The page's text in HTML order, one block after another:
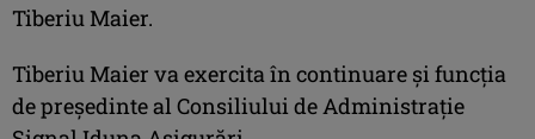
Tiberiu Maier.
Tiberiu Maier va exercita în continuare și funcția
de președinte al Consiliului de Administraţie